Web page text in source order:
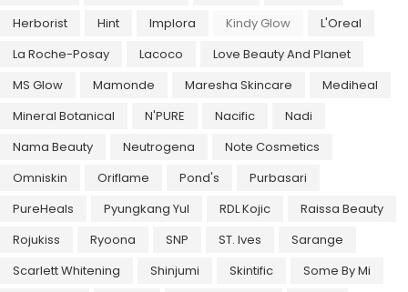
Herborist
Hint Implora Kindy Glow
L'Oreal
La Roche-Posay
Lacoco
Love Beauty And Planet
MS Glow
Mamonde Maresha Skincare
Mediheal
Mineral Botanical
N'PURE Nacific
Nadi
Nama Beauty
Neutrogena
Note Cosmetics
Omniskin
Oriflame Pond's
Purbasari
PureHeals
Pyungkang Yul RDL Kojic
Raissa Beauty
Rojukiss
Ryoona SNP ST. Ives
Sarange
Scarlett Whitening
Shinjumi Skintific Some By Mi